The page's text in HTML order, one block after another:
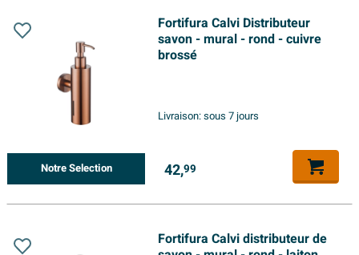
Notre Selection
Fortifura Calvi Distributeur
savon - mural - rond - cuivre
brossé
Livraison:sous 7 jours
42,99
Fortifura Calvi distributeur de